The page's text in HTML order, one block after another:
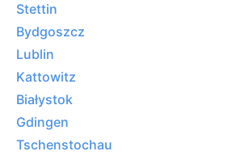
Stettin
Bydgoszcz
Lublin
Kattowitz
Białystok
Gdingen
Tschenstochau